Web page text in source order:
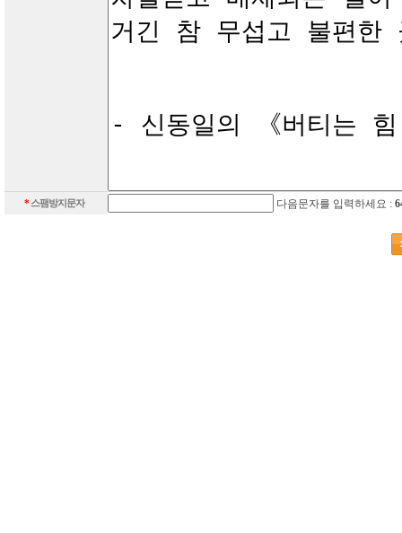
*스팸방지문자 다음문자를 입력하세요 :